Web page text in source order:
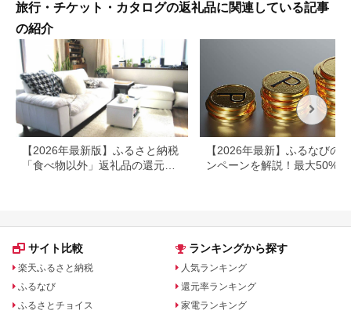
旅行・チケット・カタログの返礼品に関連している記事
の紹介
【2026年最新版】ふるさと納税
「食べ物以外」返礼品の還元率
【2026年最新】ふるなびの
ンペーンを解説！最大50%還
サイト比較
楽天ふるさと納税
ふるなび
ふるさとチョイス
ランキングから探す
人気ランキング
還元率ランキング
家電ランキング